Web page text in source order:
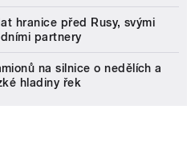
hranice před Rusy, svými
partnery
na silnice o nedělích a
hladiny řek